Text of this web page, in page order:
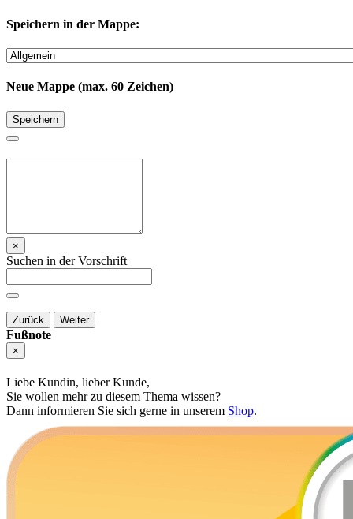
Speichern in der Mappe:
Neue Mappe (max. 60 Zeichen)
Speichern
×
Suchen in der Vorschrift
Zurück Weiter
Fußnote
×
Liebe Kundin, lieber Kunde,
Sie wollen mehr zu diesem Thema wissen?
Dann informieren Sie sich gerne in unserem Shop.